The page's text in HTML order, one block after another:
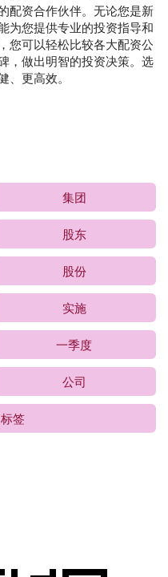
配资合作伙伴。无论您是新
为您提供专业的投资指导和
您可以轻松比较各大配资公
，做出明智的投资决策。选
更高效。
集团
股东
股份
实施
一季度
公司
签